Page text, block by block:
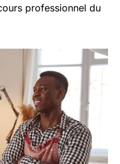
professionnel du